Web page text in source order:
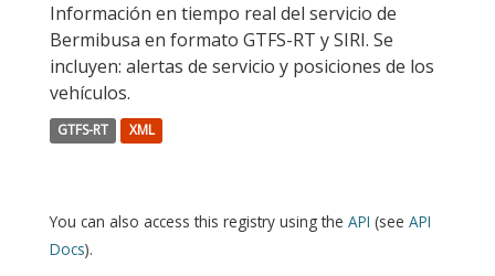
Información en tiempo real del servicio de
Bermibusa en formato GTFS-RT y SIRI. Se
incluyen: alertas de servicio y posiciones de los
vehículos.
GTFS-RT XML
You can also access this registry using the API (see API
Docs).